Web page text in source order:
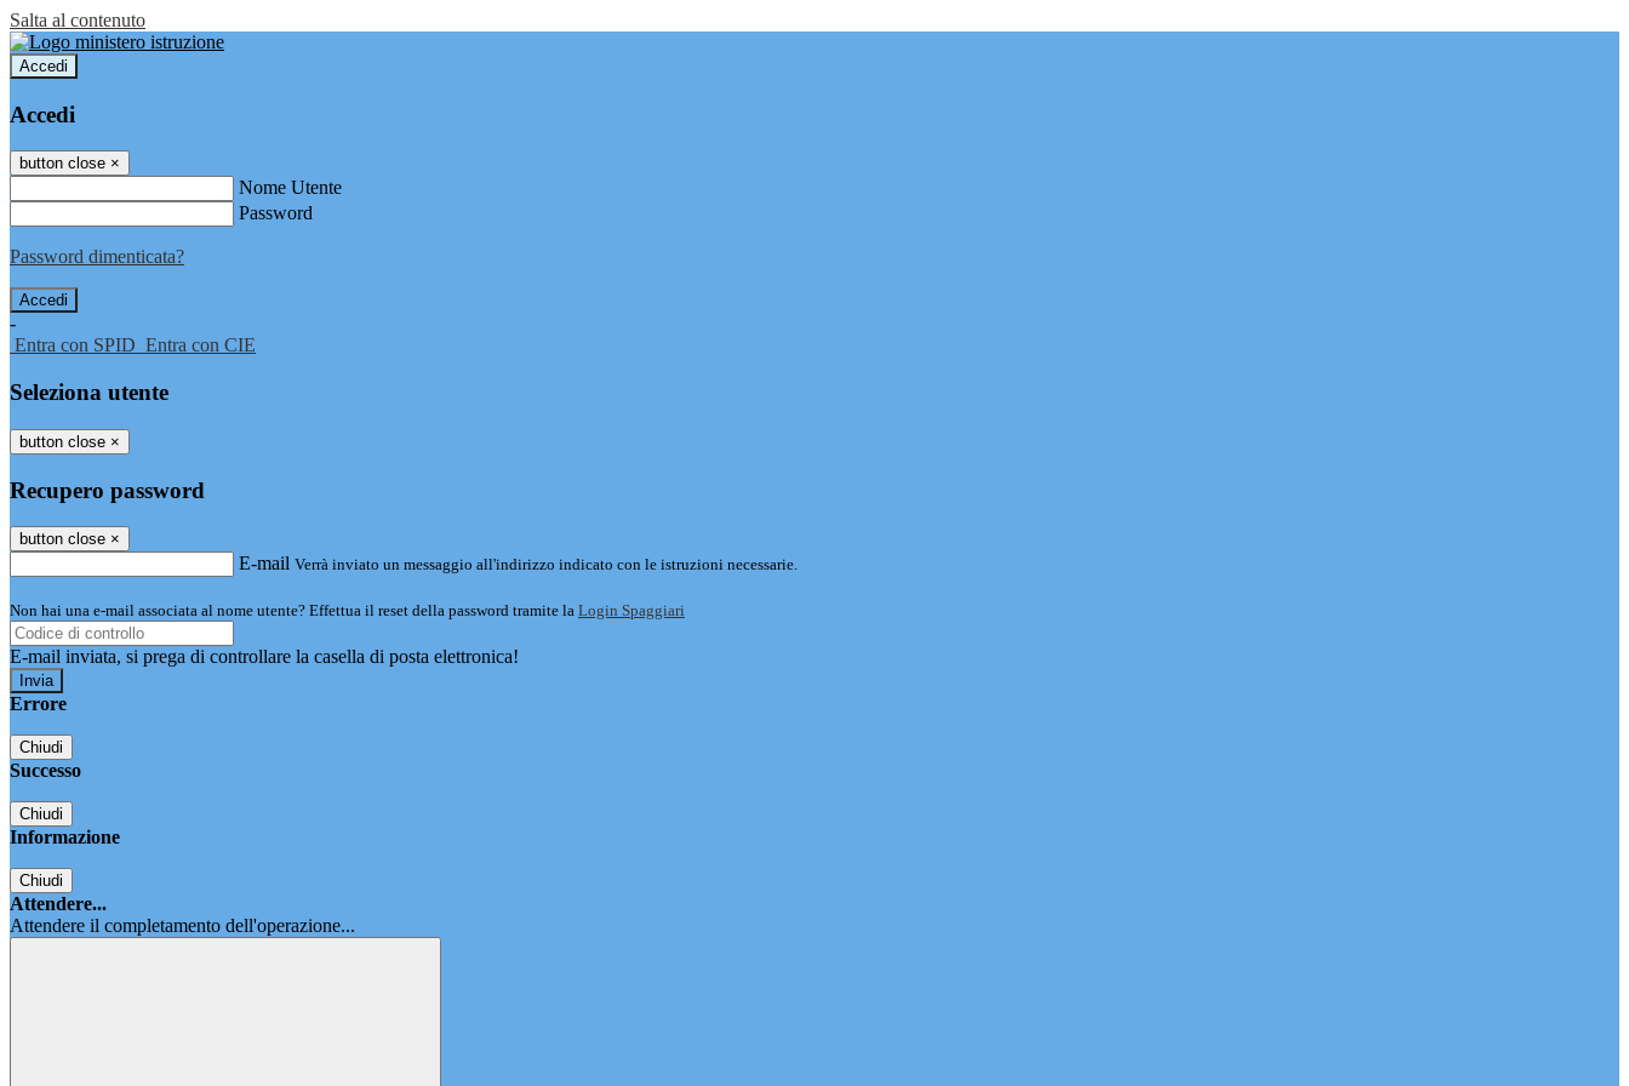
Salta al contenuto
Accedi
Accedi
button close ×
Nome Utente
Password
Password dimenticata?
-
Entra con SPID Entra con CIE
Seleziona utente
button close ×
Recupero password
button close ×
E-mail Verrà inviato un messaggio all'indirizzo indicato con le istruzioni necessarie.
Non hai una e-mail associata al nome utente? Effettua il reset della password tramite la Login Spaggiari
E-mail inviata, si prega di controllare la casella di posta elettronica!
Errore
Chiudi
Successo
Chiudi
Informazione
Chiudi
Attendere...
Attendere il completamento dell'operazione...